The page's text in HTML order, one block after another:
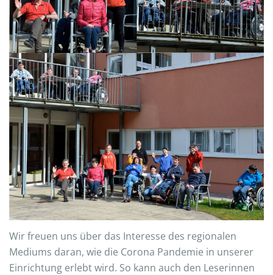
Wir freuen uns über das Interesse des regionalen
Mediums daran, wie die Corona Pandemie in unserer
Einrichtung erlebt wird. So kann auch den Leserinnen